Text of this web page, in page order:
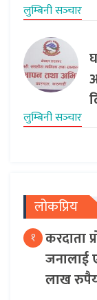
लुम्बिनी सञ्‍चार
लुम्बिनी सञ्‍चार
लोकप्रिय
१ करदाता
जनालाई
लाख